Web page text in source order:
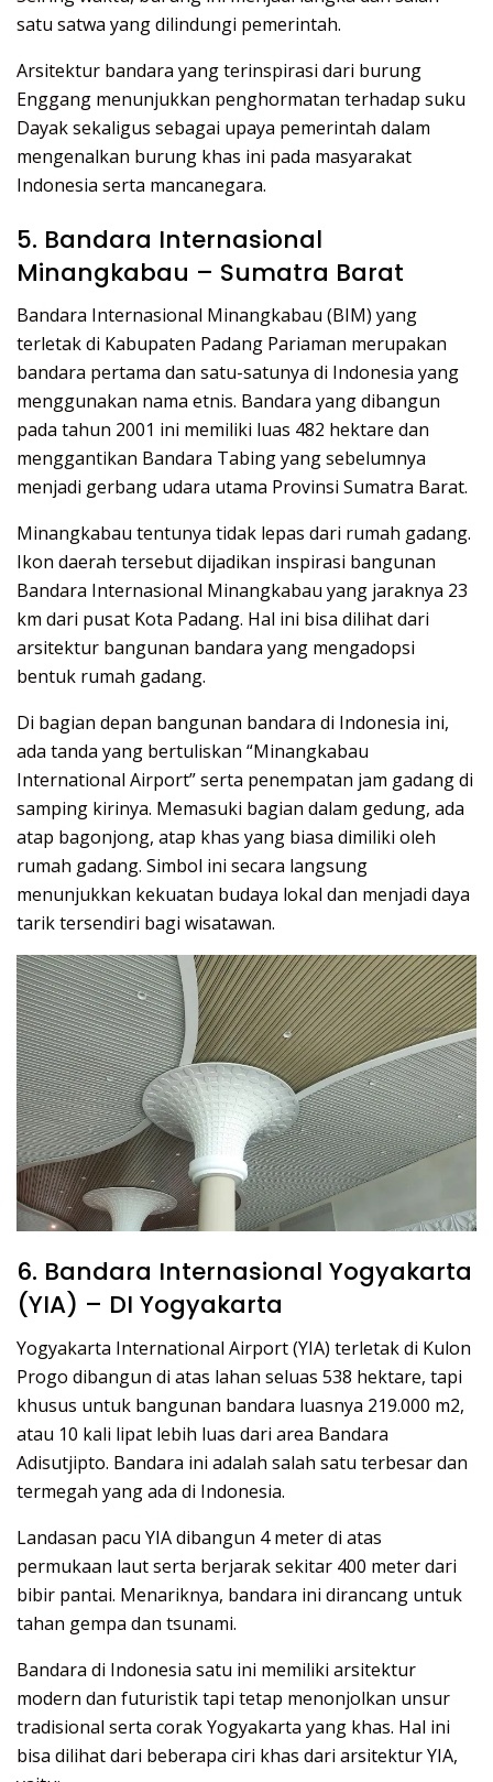
satu satwa yang dilindungi pemerintah.
Arsitektur bandara yang terinspirasi dari burung
Enggang menunjukkan penghormatan terhadap suku
Dayak sekaligus sebagai upaya pemerintah dalam
mengenalkan burung khas ini pada masyarakat
Indonesia serta mancanegara.
5. Bandara Internasional
Minangkabau – Sumatra Barat
Bandara Internasional Minangkabau (BIM) yang
terletak di Kabupaten Padang Pariaman merupakan
bandara pertama dan satu-satunya di Indonesia yang
menggunakan nama etnis. Bandara yang dibangun
pada tahun 2001 ini memiliki luas 482 hektare dan
menggantikan Bandara Tabing yang sebelumnya
menjadi gerbang udara utama Provinsi Sumatra Barat.
Minangkabau tentunya tidak lepas dari rumah gadang.
Ikon daerah tersebut dijadikan inspirasi bangunan
Bandara Internasional Minangkabau yang jaraknya 23
km dari pusat Kota Padang. Hal ini bisa dilihat dari
arsitektur bangunan bandara yang mengadopsi
bentuk rumah gadang.
Di bagian depan bangunan bandara di Indonesia ini,
ada tanda yang bertuliskan “Minangkabau
International Airport” serta penempatan jam gadang di
samping kirinya. Memasuki bagian dalam gedung, ada
atap bagonjong, atap khas yang biasa dimiliki oleh
rumah gadang. Simbol ini secara langsung
menunjukkan kekuatan budaya lokal dan menjadi daya
tarik tersendiri bagi wisatawan.
6. Bandara Internasional Yogyakarta
(YIA) – DI Yogyakarta
Yogyakarta International Airport (YIA) terletak di Kulon
Progo dibangun di atas lahan seluas 538 hektare, tapi
khusus untuk bangunan bandara luasnya 219.000 m2,
atau 10 kali lipat lebih luas dari area Bandara
Adisutjipto. Bandara ini adalah salah satu terbesar dan
termegah yang ada di Indonesia.
Landasan pacu YIA dibangun 4 meter di atas
permukaan laut serta berjarak sekitar 400 meter dari
bibir pantai. Menariknya, bandara ini dirancang untuk
tahan gempa dan tsunami.
Bandara di Indonesia satu ini memiliki arsitektur
modern dan futuristik tapi tetap menonjolkan unsur
tradisional serta corak Yogyakarta yang khas. Hal ini
bisa dilihat dari beberapa ciri khas dari arsitektur YIA,